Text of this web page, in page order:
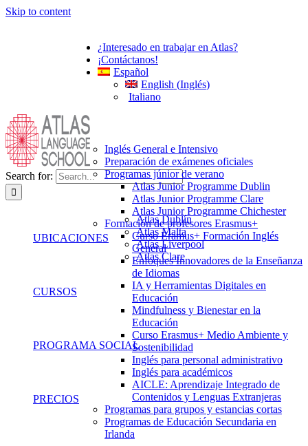
Skip to content
¿Interesado en trabajar en Atlas?
¡Contáctanos!
Español
English (Inglés)
Italiano
Search for:
UBICACIONES
Atlas Dublín
Atlas Malta
Atlas Liverpool
Atlas Clare
CURSOS
Inglés General e Intensivo
Preparación de exámenes oficiales
Programas júnior de verano
Atlas Junior Programme Dublin
Atlas Junior Programme Clare
Atlas Junior Programme Chichester
Formación de profesores Erasmus+
Curso Eramus+ Formación Inglés
General
Enfoques Innovadores de la Enseñanza
de Idiomas
IA y Herramientas Digitales en
Educación
Mindfulness y Bienestar en la
Educación
Curso Erasmus+ Medio Ambiente y
Sostenibilidad
Inglés para personal administrativo
Inglés para académicos
AICLE: Aprendizaje Integrado de
Contenidos y Lenguas Extranjeras
Programas para grupos y estancias cortas
Programas de Educación Secundaria en
Irlanda
PROGRAMA SOCIAL
PRECIOS